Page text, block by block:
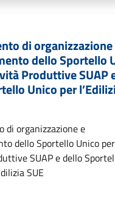
di organizzazione
dello Sportello
Produttive SUAP
Unico per
di organizzazione e
dello Sportello Unico
SUAP e dello
SUE